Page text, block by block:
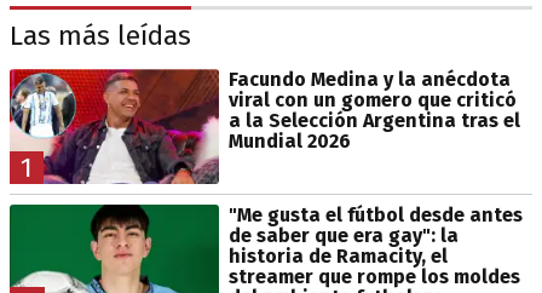
Las más leídas
1
Facundo Medina y la anécdota
viral con un gomero que criticó
a la Selección Argentina tras el
Mundial 2026
"Me gusta el fútbol desde antes
de saber que era gay": la
historia de Ramacity, el
streamer que rompe los moldes